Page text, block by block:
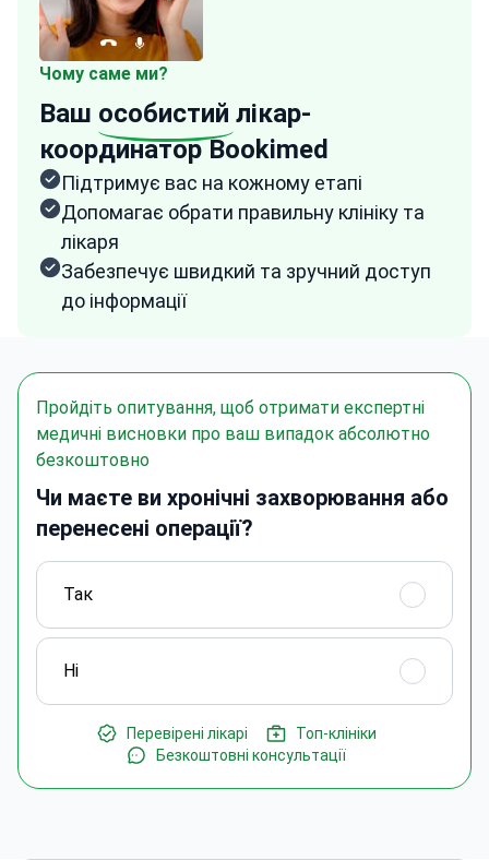
Чому саме ми?
Ваш особистий лікар-
координатор Bookimed
Підтримує вас на кожному етапі
Допомагає обрати правильну клініку та
лікаря
Забезпечує швидкий та зручний доступ
до інформації
Пройдіть опитування, щоб отримати експертні
медичні висновки про ваш випадок абсолютно
безкоштовно
Чи маєте ви хронічні захворювання або
перенесені операції?
Так
Ні
Перевірені лікарі
Топ-клініки
Безкоштовні консультації